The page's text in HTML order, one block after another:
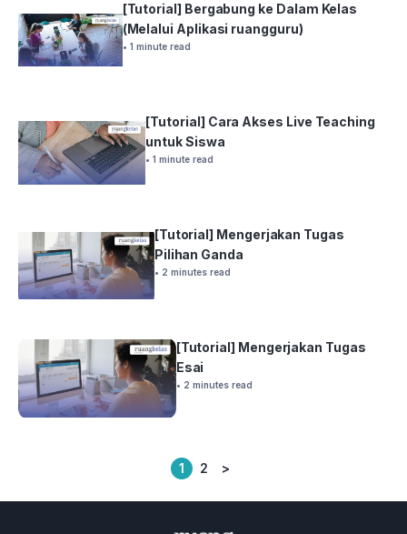
[Tutorial] Bergabung ke Dalam Kelas
(Melalui Aplikasi ruangguru)
• 1 minute read
[Tutorial] Cara Akses Live Teaching
untuk Siswa
• 1 minute read
[Tutorial] Mengerjakan Tugas
Pilihan Ganda
• 2 minutes read
[Tutorial] Mengerjakan Tugas
Esai
• 2 minutes read
Posts
1 2 >